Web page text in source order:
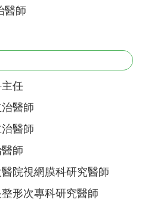
醫師
任
醫師
醫師
師
院視網膜科研究醫師
形次專科研究醫師